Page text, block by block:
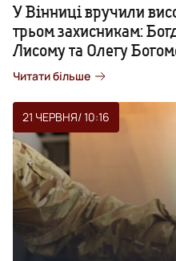
У Вінниці вручили
трьом захисникам:
Лисому та Олегу
Читати більше
21 ЧЕРВНЯ/ 10:16